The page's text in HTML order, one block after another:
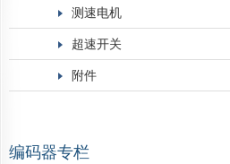
测速电机
超速开关
附件
编码器专栏